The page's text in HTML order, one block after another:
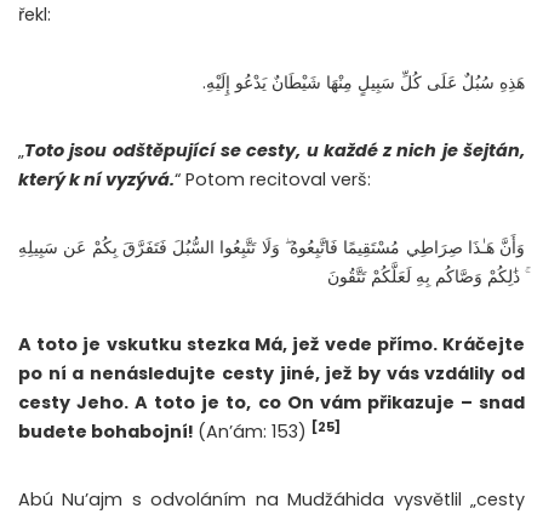
řekl:
هَذِهِ سُبُلٌ عَلَى كُلِّ سَبِيلٍ مِنْهَا شَيْطَانٌ يَدْعُو إِلَيْهِ.
„Toto jsou odštěpující se cesty, u každé z nich je šejtán,
který k ní vyzývá.“ Potom recitoval verš:
وَأَنَّ هَـٰذَا صِرَاطِي مُسْتَقِيمًا فَاتَّبِعُوهُ ۖ وَلَا تَتَّبِعُوا السُّبُلَ فَتَفَرَّقَ بِكُمْ عَن سَبِيلِهِ
ۚ ذَٰلِكُمْ وَصَّاكُم بِهِ لَعَلَّكُمْ تَتَّقُونَ
A toto je vskutku stezka Má, jež vede přímo. Kráčejte
po ní a nenásledujte cesty jiné, jež by vás vzdálily od
cesty Jeho. A toto je to, co On vám přikazuje – snad
budete bohabojní! (An’ám: 153) [25]
Abú Nu’ajm s odvoláním na Mudžáhida vysvětlil „cesty